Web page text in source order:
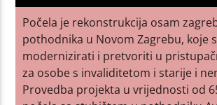
Počela je rekonstrukcija osam
pothodnika u Novom Zagrebu, koje
modernizirati i pretvoriti u
za osobe s invaliditetom i starije i
Provedba projekta u vrijednosti od